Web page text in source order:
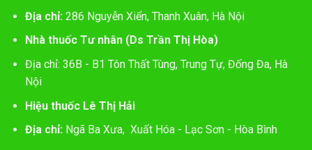
Địa chỉ:286 Nguyễn Xiển, Thanh Xuân, Hà Nội
Nhà thuốc Tư nhân (Ds Trần Thị Hòa)
Địa chỉ: 36B - B1 Tôn Thất Tùng, Trung Tự, Đống Đa, Hà
Nội
Hiệu thuốc Lê Thị Hải
Địa chỉ: Ngã Ba Xưa, Xuất Hóa - Lạc Sơn - Hòa Bình